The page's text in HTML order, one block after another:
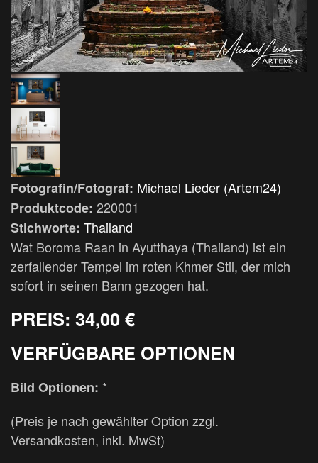
Fotografin/Fotograf: Michael Lieder (Artem24)
Produktcode: 220001
Stichworte: Thailand
Wat Boroma Raan in Ayutthaya (Thailand) ist ein
zerfallender Tempel im roten Khmer Stil, der mich
sofort in seinen Bann gezogen hat.
PREIS: 34,00 €
VERFÜGBARE OPTIONEN
Bild Optionen: *
(Preis je nach gewählter Option zzgl.
Versandkosten, inkl. MwSt)